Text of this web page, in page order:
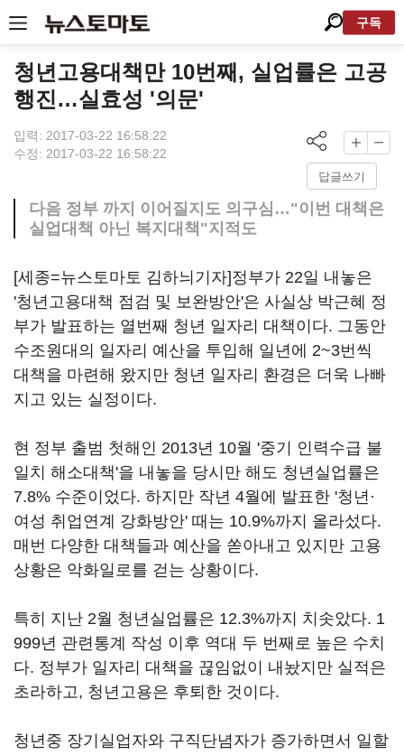
구독
청년고용대책만 10번째, 실업률은 고공
행진…실효성 '의문'
입력: 2017-03-22 16:58:22
수정: 2017-03-22 16:58:22
답글쓰기
다음 정부 까지 이어질지도 의구심…"이번 대책은
실업대책 아닌 복지대책"지적도
[세종=뉴스토마토 김하늬기자]정부가 22일 내놓은
'청년고용대책 점검 및 보완방안'은 사실상 박근혜 정
부가 발표하는 열번째 청년 일자리 대책이다. 그동안
수조원대의 일자리 예산을 투입해 일년에 2~3번씩
대책을 마련해 왔지만 청년 일자리 환경은 더욱 나빠
지고 있는 실정이다.
현 정부 출범 첫해인 2013년 10월 '중기 인력수급 불
일치 해소대책'을 내놓을 당시만 해도 청년실업률은
7.8% 수준이었다. 하지만 작년 4월에 발표한 '청년·
여성 취업연계 강화방안' 때는 10.9%까지 올라섰다.
매번 다양한 대책들과 예산을 쏟아내고 있지만 고용
상황은 악화일로를 걷는 상황이다.
특히 지난 2월 청년실업률은 12.3%까지 치솟았다. 1
999년 관련통계 작성 이후 역대 두 번째로 높은 수치
다. 정부가 일자리 대책을 끊임없이 내놨지만 실적은
초라하고, 청년고용은 후퇴한 것이다.
청년중 장기실업자와 구직단념자가 증가하면서 일할